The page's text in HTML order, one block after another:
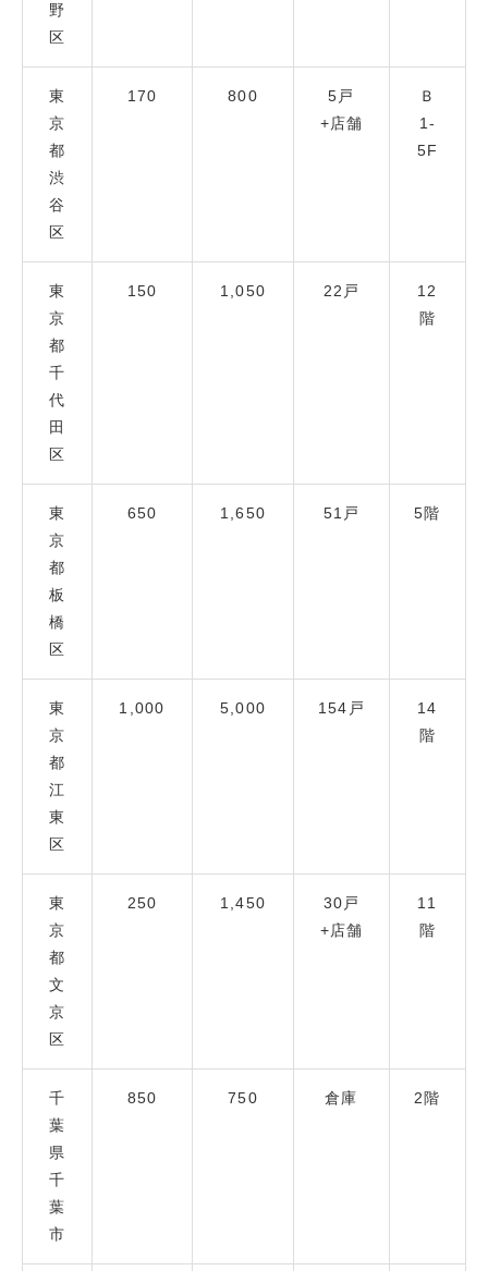
野
区
東
京
都
渋
谷
区
170 800
5戸
+店舗
Ｂ
1-
5F
東
京
都
千
代
田
区
150 1,050 22戸
12
階
東
京
都
板
橋
区
650 1,650 51戸 5階
東
京
都
江
東
区
1,000 5,000 154戸
14
階
東
京
都
文
京
区
250 1,450
30戸
+店舗
11
階
千
葉
県
千
葉
市
850 750 倉庫 2階